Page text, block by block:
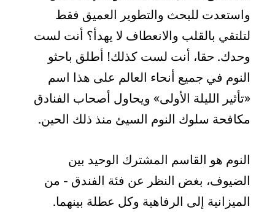
واستعدت للبحث والتطوير العميق فقط
لتلتقي بالقلب والانعطاف لا يهدأ؟ أنت لست
وحدك. حقا، أنت لست كذلك! أطلق باحثو
النوم في جميع أنحاء العالم على هذا اسم
«تأثير الليلة الأولى» ويحاول أصحاب الفنادق
مكافحة سلوك النوم السيئ منذ ذلك الحين.
النوم هو القاسم المشترك الوحيد بين
الضيوف، بغض النظر عن فئة الفندق - من
الميزانية إلى الرفاهية وكل عطلة بينهما.